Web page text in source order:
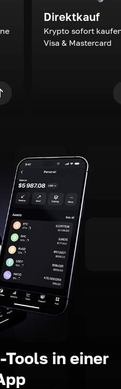
Direktkauf
Krypto sofort
Visa & Mastercard
in einer